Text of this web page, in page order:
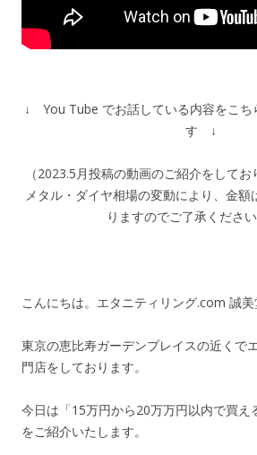
↓ You Tube でお話している内容をこち
す ↓
（2023.5月投稿の動画のご紹介をしてお
メタル・ダイヤ相場の変動により、金額
りますのでご了承ください
こんにちは。エタニティリング.com 誠美
東京の恵比寿ガーデンプレイスの近くで
門店をしております。
今日は「15万円から20万万円以内で買え
をご紹介いたします。